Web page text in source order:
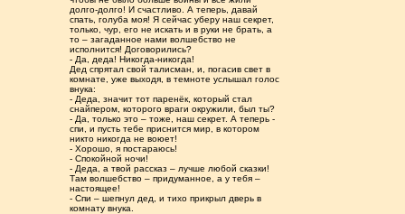
долго-долго! И счастливо. А теперь, давай
спать, голуба моя! Я сейчас уберу наш секрет,
только, чур, его не искать и в руки не брать, а
то – загаданное нами волшебство не
исполнится! Договорились?
- Да, деда! Никогда-никогда!
Дед спрятал свой талисман, и, погасив свет в
комнате, уже выходя, в темноте услышал голос
внука:
- Деда, значит тот паренёк, который стал
снайпером, которого враги окружили, был ты?
- Да, только это – тоже, наш секрет. А теперь -
спи, и пусть тебе приснится мир, в котором
никто никогда не воюет!
- Хорошо, я постараюсь!
- Спокойной ночи!
- Деда, а твой рассказ – лучше любой сказки!
Там волшебство – придуманное, а у тебя –
настоящее!
- Спи – шепнул дед, и тихо прикрыл дверь в
комнату внука.